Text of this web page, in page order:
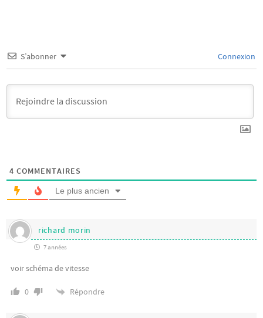
S’abonner Connexion
4 COMMENTAIRES
Le plus ancien
richard morin
7 années
voir schéma de vitesse
0 Répondre